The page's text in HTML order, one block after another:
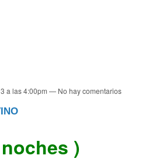
a las 4:00pm — No hay comentarios
)